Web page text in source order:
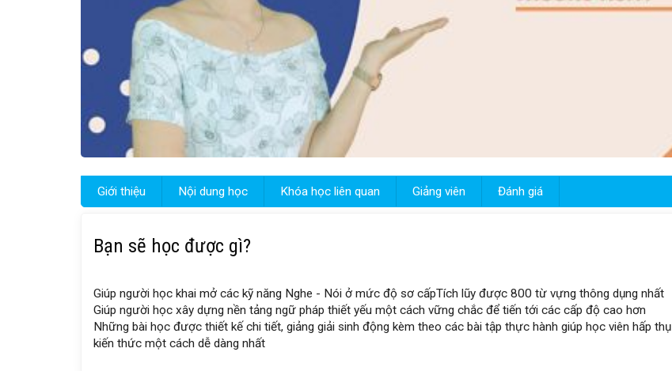
Giới thiệu Nội dung học Khóa học liên quan Giảng viên Đánh giá
Bạn sẽ học được gì?
Giúp người học khai mở các kỹ năng Nghe - Nói ở mức độ sơ cấpTích lũy được 800 từ vựng thông dụng nhất
Giúp người học xây dựng nền tảng ngữ pháp thiết yếu một cách vững chắc để tiến tới các cấp độ cao hơn
Những bài học được thiết kế chi tiết, giảng giải sinh động kèm theo các bài tập thực hành giúp học viên hấp thụ
kiến thức một cách dễ dàng nhất